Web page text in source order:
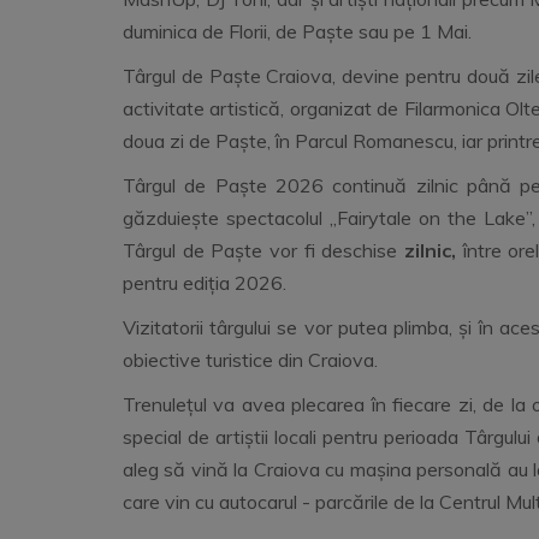
duminica de Florii, de Paște sau pe 1 Mai.
Târgul de Paște Craiova, devine pentru două
activitate artistică, organizat de Filarmonica
doua zi de Paște, în Parcul Romanescu, iar
Târgul de Paște 2026 continuă zilnic până
găzduiește spectacolul „Fairytale on the
Târgul de Paște vor fi deschise zilnic,între
pentru ediția 2026.
Vizitatorii târgului se vor putea plimba, și în
obiective turistice din Craiova.
Trenulețul va avea plecarea în fiecare zi, de
special de artiștii locali pentru perioada
aleg să vină la Craiova cu mașina personală
care vin cu autocarul - parcările de la Centrul